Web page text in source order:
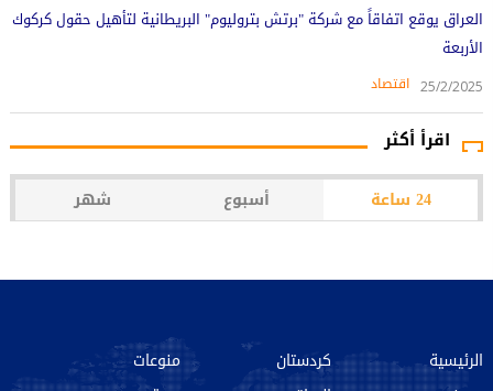
العراق يوقع اتفاقاً مع شركة "برتش بتروليوم" البريطانية لتأهيل حقول كركوك
الأربعة
25/2/2025 اقتصاد
اقرأ أكثر
24 ساعة أسبوع شهر
الرئيسية
كردستان
منوعات